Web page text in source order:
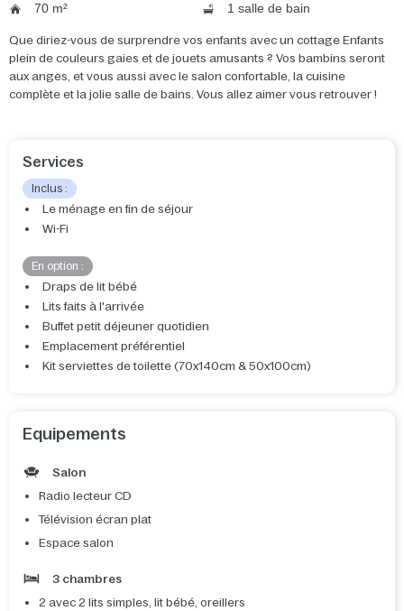
70 m²
1 salle de bain
Que diriez-vous de surprendre vos enfants avec un cottage Enfants
plein de couleurs gaies et de jouets amusants ? Vos bambins seront
aux anges, et vous aussi avec le salon confortable, la cuisine
complète et la jolie salle de bains. Vous allez aimer vous retrouver !
Services
Inclus :
Le ménage en fin de séjour
Wi-Fi
En option :
Draps de lit bébé
Lits faits à l'arrivée
Buffet petit déjeuner quotidien
Emplacement préférentiel
Kit serviettes de toilette (70x140cm & 50x100cm)
Equipements
Salon
Radio lecteur CD
Télévision écran plat
Espace salon
3 chambres
2 avec 2 lits simples, lit bébé, oreillers